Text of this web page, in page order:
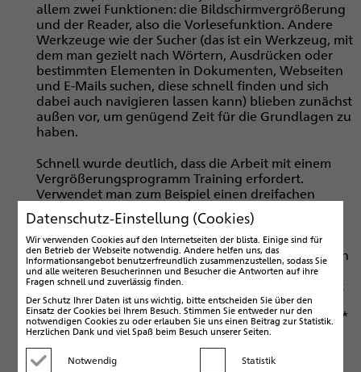
allem zwei Funktionen: die Bildschirmvergrößerung
und der Reader, also die Vorlesefunktion. Andere
Werkzeuge wie der Sucher (das ist ein Werkzeug, mit
dem man gezielt nach Wörtern, Ausdrücken oder
bestimmten Elementen in Dokumenten, Webseiten
und E-Mails suchen, diese schnell finden und sich
dabei auch navigieren lassen kann) blieben zunächst
außen vor, um genügend Zeit für die Grundlagen zu
haben.
Schnell wurde deutlich, dass die Arbeit mit einem
Vergrößerungsprogramm Training erfordert.
Verwendet man zum Beispiel einen dreifachen
Zoom, wäre theoretisch eine Bildschirmfläche von
drei Monitoren in der Höhe und in der Breite nötig,
um alles gleichzeitig angezeigt zu bekommen.
Tatsächlich erhält man also immer nur einen kleinen
Ausschnitt des Bildschirms – in diesem Fall 1/9. Sich
dabei ausschließlich mit der Maus zu orientieren, ist
sehr herausfordernd und erfordert viel Übung.
Deshalb legen wir großen Wert darauf, die Schüler*
innen im Umgang mit der Tastatur zu schulen.
Tastenkombinationen sparen viel Zeit, müssen aber
gezielt gelernt und eingeübt werden.
Datenschutz-Einstellung (Cookies)
Wir verwenden Cookies auf den Internetseiten der blista. Einige sind für
den Betrieb der Webseite notwendig. Andere helfen uns, das
Informationsangebot benutzerfreundlich zusammenzustellen, sodass Sie
und alle weiteren Besucherinnen und Besucher die Antworten auf ihre
Fragen schnell und zuverlässig finden.
Der Schutz Ihrer Daten ist uns wichtig, bitte entscheiden Sie über den
Einsatz der Cookies bei Ihrem Besuch. Stimmen Sie entweder nur den
notwendigen Cookies zu oder erlauben Sie uns einen Beitrag zur Statistik.
Herzlichen Dank und viel Spaß beim Besuch unserer Seiten.
Notwendig Statistik